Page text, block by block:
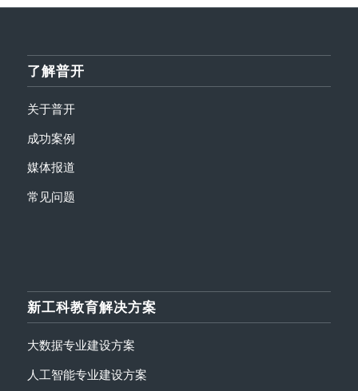
了解普开
关于普开
成功案例
媒体报道
常见问题
新工科教育解决方案
大数据专业建设方案
人工智能专业建设方案